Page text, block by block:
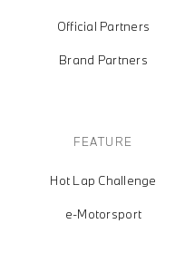
Official Partners
Brand Partners
FEATURE
Hot Lap Challenge
e-Motorsport